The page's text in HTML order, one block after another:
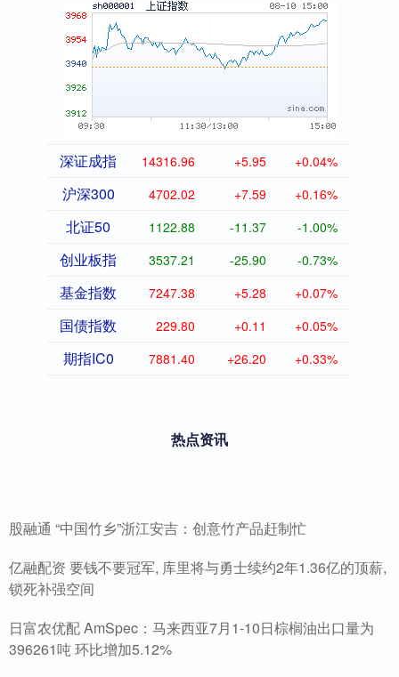
深证成指 14316.96 +5.95 +0.04%
沪深300 4702.02 +7.59 +0.16%
北证50 1122.88 -11.37 -1.00%
创业板指 3537.21 -25.90 -0.73%
基金指数 7247.38 +5.28 +0.07%
国债指数 229.80 +0.11 +0.05%
期指IC0 7881.40 +26.20 +0.33%
热点资讯
股融通 “中国竹乡”浙江安吉：创意竹产品赶制忙
亿融配资 要钱不要冠军, 库里将与勇士续约2年1.36亿的顶薪,
锁死补强空间
日富农优配 AmSpec：马来西亚7月1-10日棕榈油出口量为
396261吨 环比增加5.12%